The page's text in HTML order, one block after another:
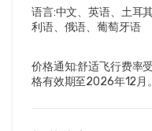
语言:中文、英语、土耳
利语、俄语、葡萄牙语
价格通知:舒适飞行费率
格有效期至2026年12月。